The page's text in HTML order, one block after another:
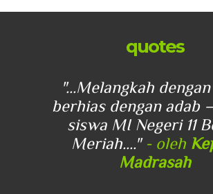
quotes
"...Melangkah
berhias dengan adab
siswa MI Negeri 11
Meriah...." - oleh
Madrasah